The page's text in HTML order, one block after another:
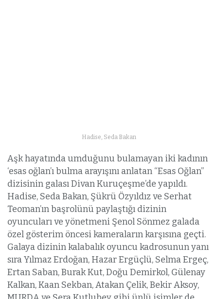
Hadise, Seda Bakan
Aşk hayatında umduğunu bulamayan iki kadının
‘esas oğlan’ı bulma arayışını anlatan “Esas Oğlan”
dizisinin galası Divan Kuruçeşme’de yapıldı.
Hadise, Seda Bakan, Şükrü Özyıldız ve Serhat
Teoman’ın başrolünü paylaştığı dizinin
oyuncuları ve yönetmeni Şenol Sönmez galada
özel gösterim öncesi kameraların karşısına geçti.
Galaya dizinin kalabalık oyuncu kadrosunun yanı
sıra Yılmaz Erdoğan, Hazar Ergüçlü, Selma Ergeç,
Ertan Saban, Burak Kut, Doğu Demirkol, Gülenay
Kalkan, Kaan Sekban, Atakan Çelik, Bekir Aksoy,